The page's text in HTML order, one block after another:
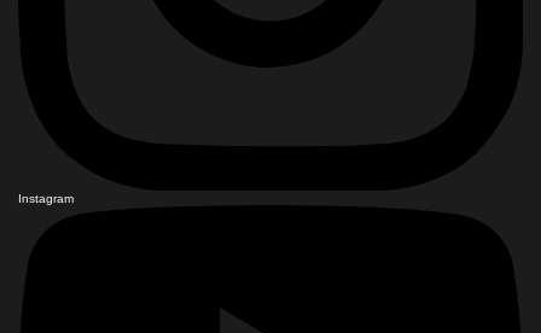
Instagram